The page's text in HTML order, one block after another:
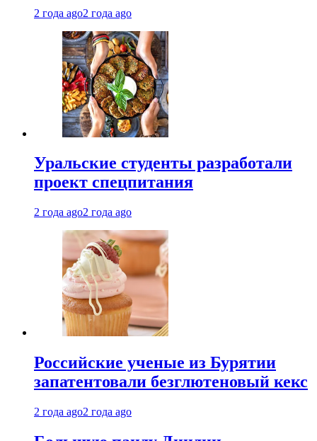
2 года ago2 года ago
Уральские студенты разработали
проект спецпитания
2 года ago2 года ago
Российские ученые из Бурятии
запатентовали безглютеновый кекс
2 года ago2 года ago